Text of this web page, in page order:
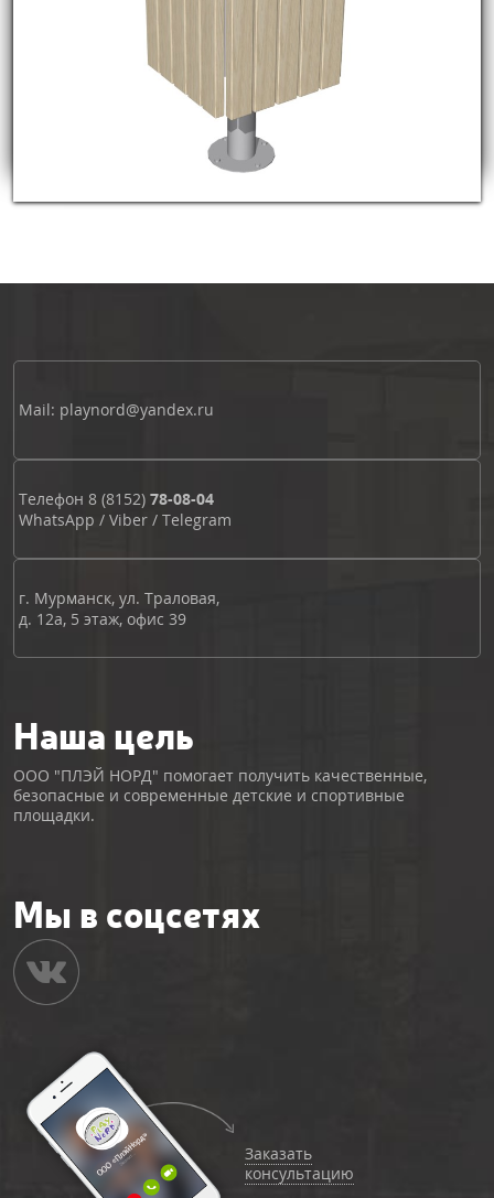
Mail: playnord@yandex.ru
Телефон 8 (8152) 78-08-04
WhatsApp / Viber / Telegram
г. Мурманск, ул. Траловая,
д. 12а, 5 этаж, офис 39
Наша цель
ООО "ПЛЭЙ НОРД" помогает получить качественные,
безопасные и современные детские и спортивные
площадки.
Мы в соцсетях
Заказать
консультацию